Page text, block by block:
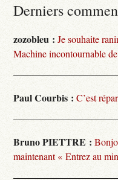
Derniers
zozobleu : Je souhaite
Machine incontournable
Paul Courbis : C’est
Bruno PIETTRE :
maintenant « Entrez au